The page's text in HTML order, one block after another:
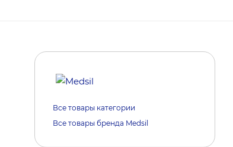
Все товары категории
Все товары бренда Medsil